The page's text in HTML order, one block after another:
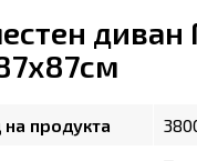
продукта